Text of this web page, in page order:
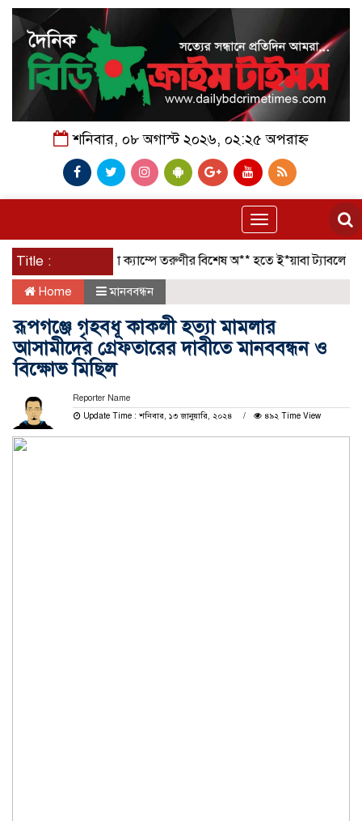
শনিবার, ০৮ অগাস্ট ২০২৬, ০২:২৫ অপরাহ্ন
Toggle
navigation
Title : রোহিঙ্গা ক্যাম্পে তরুণীর বিশেষ অ** হতে ই*য়াবা ট্যাবলেট
Home মানববন্ধন
রূপগঞ্জে গৃহবধূ কাকলী হত্যা মামলার
আসামীদের গ্রেফতারের দাবীতে মানববন্ধন ও
বিক্ষোভ মিছিল
Reporter Name
Update Time : শনিবার, ১৩ জানুয়ারি, ২০২৪
৪৯২ Time View